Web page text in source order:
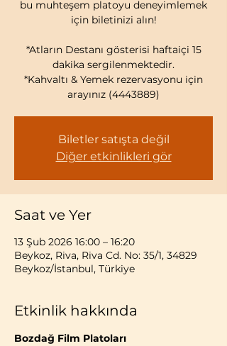
bu muhteşem platoyu deneyimlemek
için biletinizi alın!
*Atların Destanı gösterisi haftaiçi 15
dakika sergilenmektedir.
*Kahvaltı & Yemek rezervasyonu için
arayınız (4443889)
Biletler satışta değil
Diğer etkinlikleri gör
Saat ve Yer
13 Şub 2026 16:00 – 16:20
Beykoz, Riva, Riva Cd. No: 35/1, 34829
Beykoz/İstanbul, Türkiye
Etkinlik hakkında
Bozdağ Film Platoları